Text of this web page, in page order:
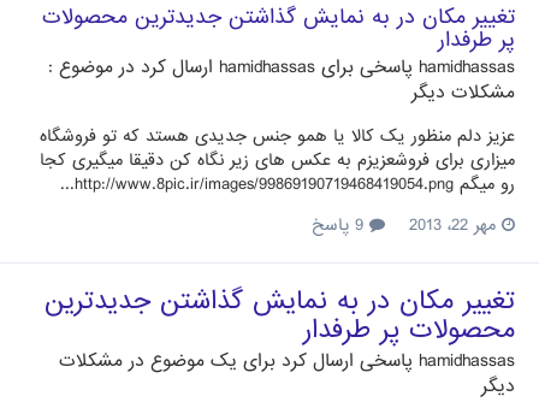
تغییر مکان در به نمایش گذاشتن جدیدترین محصولات
پر طرفدار
hamidhassas پاسخی برای hamidhassas ارسال کرد در موضوع :
مشکلات دیگر
عزیز دلم منظور یک کالا یا همو جنس جدیدی هستد که تو فروشگاه
میزاری برای فروشعزیزم به عکس های زیر نگاه کن دقیقا میگیری کجا
رو میگم http://www.8pic.ir/images/99869190719468419054.png...
مهر 22، 2013
تغییر مکان در به نمایش گذاشتن جدیدترین
محصولات پر طرفدار
hamidhassas پاسخی ارسال کرد برای یک موضوع در مشکلات
دیگر